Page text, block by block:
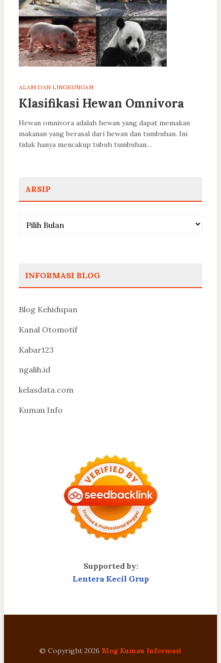
ALAM DAN LINGKUNGAN
Klasifikasi Hewan Omnivora
Hewan omnivora adalah hewan yang dapat memakan
makanan yang berasal dari hewan dan tumbuhan. Ini
tidak hanya mencakup tubuh tumbuhan…
ARSIP
Arsip
INFORMASI BLOG
Blog Kehidupan
Kanal Otomotif
Kabar123
ngalih.id
kelasdata.com
Kumau Info
Supported by:
Lentera Kecil Grup
© Copyright 2026 Blog Kumau Informasi